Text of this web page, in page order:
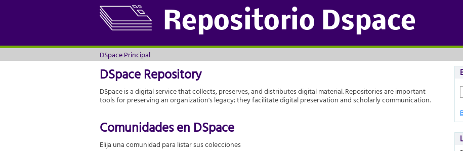
Repositorio Dspace
DSpace Principal
DSpace Principal
DSpace Repository
DSpace is a digital service that collects, preserves, and distributes digital material. Repositories are important
tools for preserving an organization's legacy; they facilitate digital preservation and scholarly communication.
Comunidades en DSpace
Elija una comunidad para listar sus colecciones